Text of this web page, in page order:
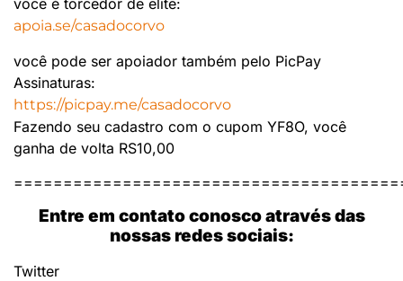
você é torcedor de elite:
apoia.se/casadocorvo
você pode ser apoiador também pelo PicPay
Assinaturas:
https://picpay.me/casadocorvo
Fazendo seu cadastro com o cupom YF8O, você
ganha de volta RS10,00
Entre em contato conosco através das
nossas redes sociais:
Twitter